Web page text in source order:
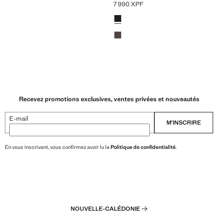
] Prix actuel [7 990 XPF ]
7 990 XPF
Couleurs
Noir
Marron moyen
Recevez promotions exclusives, ventes privées et nouveautés
E-mail M’INSCRIRE
En vous inscrivant, vous confirmez avoir lu la Politique de confidentialité.
NOUVELLE-CALÉDONIE